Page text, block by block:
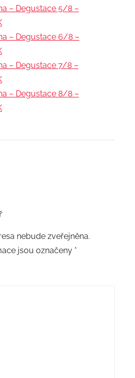
– Degustace 5/8 –
– Degustace 6/8 –
– Degustace 7/8 –
– Degustace 8/8 –
nebude zveřejněna.
jsou označeny *